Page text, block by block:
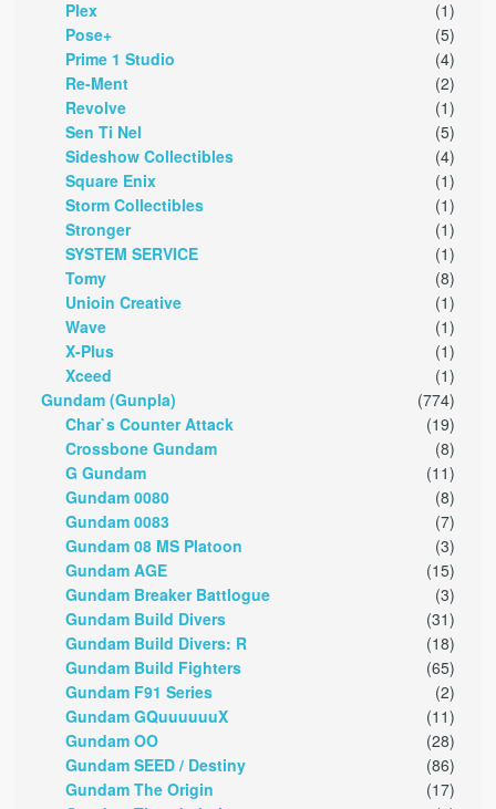
Plex
(1)
Pose+
(5)
Prime 1 Studio
(4)
Re-Ment
(2)
Revolve
(1)
Sen Ti Nel
(5)
Sideshow Collectibles
(4)
Square Enix
(1)
Storm Collectibles
(1)
Stronger
(1)
SYSTEM SERVICE
(1)
Tomy
(8)
Unioin Creative
(1)
Wave
(1)
X-Plus
(1)
Xceed
(1)
Gundam (Gunpla)
(774)
Char`s Counter Attack
(19)
Crossbone Gundam
(8)
G Gundam
(11)
Gundam 0080
(8)
Gundam 0083
(7)
Gundam 08 MS Platoon
(3)
Gundam AGE
(15)
Gundam Breaker Battlogue
(3)
Gundam Build Divers
(31)
Gundam Build Divers: R
(18)
Gundam Build Fighters
(65)
Gundam F91 Series
(2)
Gundam GQuuuuuuX
(11)
Gundam OO
(28)
Gundam SEED / Destiny
(86)
Gundam The Origin
(17)